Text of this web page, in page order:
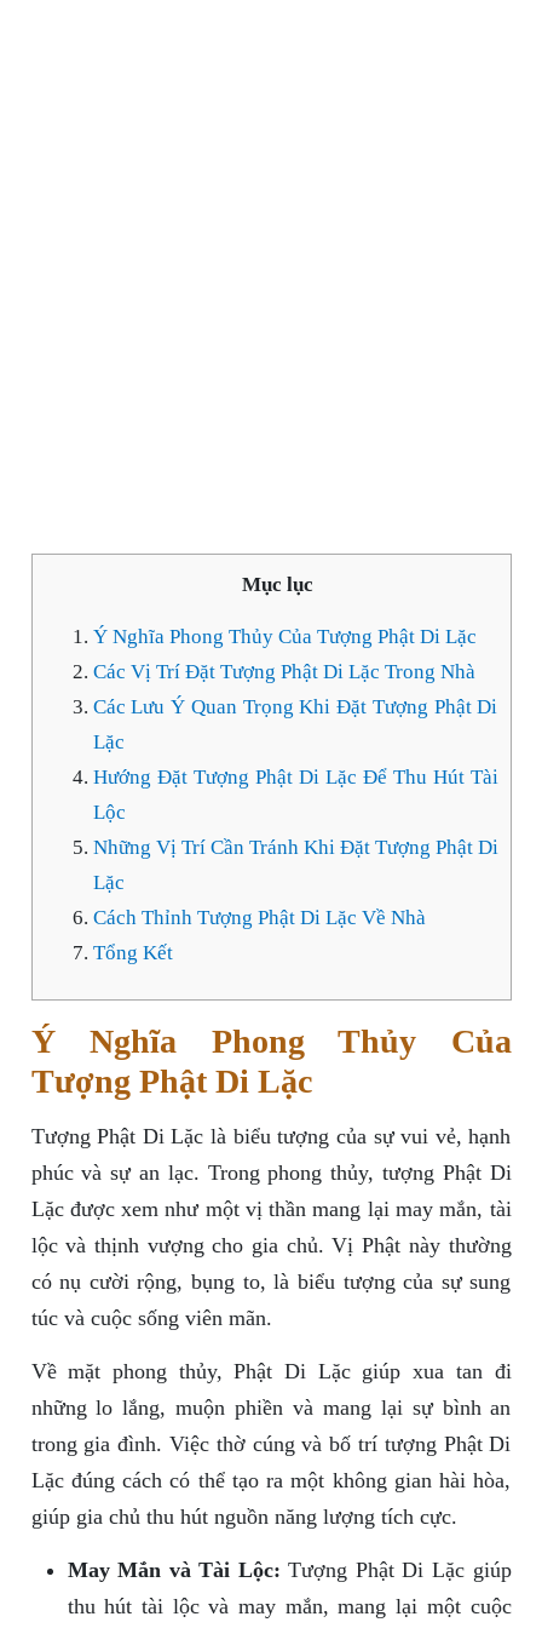
Mục lục
Ý Nghĩa Phong Thủy Của Tượng Phật Di Lặc
Các Vị Trí Đặt Tượng Phật Di Lặc Trong Nhà
Các Lưu Ý Quan Trọng Khi Đặt Tượng Phật Di
Lặc
Hướng Đặt Tượng Phật Di Lặc Để Thu Hút Tài
Lộc
Những Vị Trí Cần Tránh Khi Đặt Tượng Phật Di
Lặc
Cách Thỉnh Tượng Phật Di Lặc Về Nhà
Tổng Kết
Ý Nghĩa Phong Thủy Của
Tượng Phật Di Lặc
Tượng Phật Di Lặc là biểu tượng của sự vui vẻ, hạnh
phúc và sự an lạc. Trong phong thủy, tượng Phật Di
Lặc được xem như một vị thần mang lại may mắn, tài
lộc và thịnh vượng cho gia chủ. Vị Phật này thường
có nụ cười rộng, bụng to, là biểu tượng của sự sung
túc và cuộc sống viên mãn.
Về mặt phong thủy, Phật Di Lặc giúp xua tan đi
những lo lắng, muộn phiền và mang lại sự bình an
trong gia đình. Việc thờ cúng và bố trí tượng Phật Di
Lặc đúng cách có thể tạo ra một không gian hài hòa,
giúp gia chủ thu hút nguồn năng lượng tích cực.
May Mắn và Tài Lộc: Tượng Phật Di Lặc giúp
thu hút tài lộc và may mắn, mang lại một cuộc